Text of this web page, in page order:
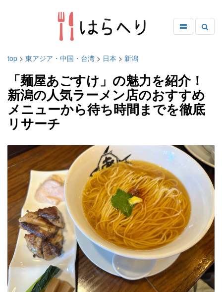
top > 東アジア・中国・台湾 > 日本 > 新潟
「麺屋あごすけ」の魅力を紹介！
新潟の人気ラーメン店のおすすめ
メニューから待ち時間までを徹底
リサーチ